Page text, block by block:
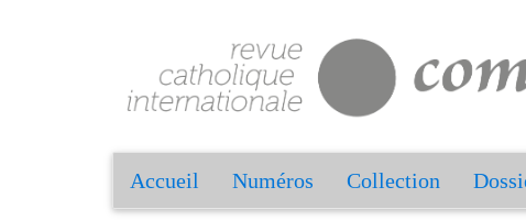
Accueil Numéros Collection